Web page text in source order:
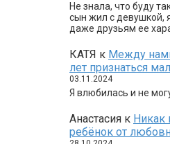
Не знала, что буду
сын жил с девушкой,
даже друзьям ее
КАТЯ к Между
лет признаться
03.11.2024
Я влюбилась и не
Анастасия к Никак
ребёнок от